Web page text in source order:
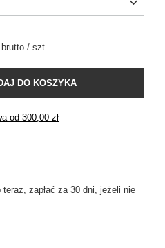
brutto / szt.
DO KOSZYKA
od 300,00 zł
teraz, zapłać za 30 dni, jeżeli nie